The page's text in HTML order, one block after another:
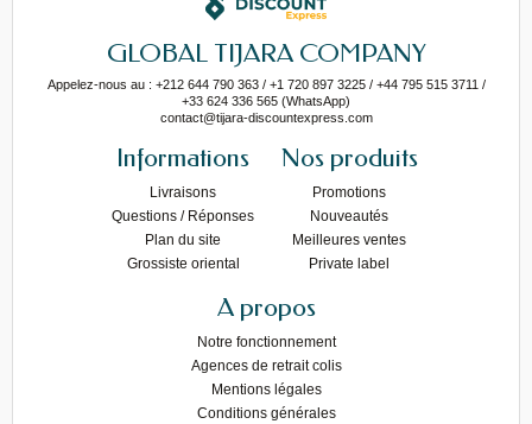
GLOBAL TIJARA COMPANY
Appelez-nous au : +212 644 790 363 / +1 720 897 3225 / +44 795 515 3711 /
+33 624 336 565 (WhatsApp)
contact@tijara-discountexpress.com
Informations
Livraisons
Questions / Réponses
Plan du site
Grossiste oriental
Nos produits
Promotions
Nouveautés
Meilleures ventes
Private label
A propos
Notre fonctionnement
Agences de retrait colis
Mentions légales
Conditions générales